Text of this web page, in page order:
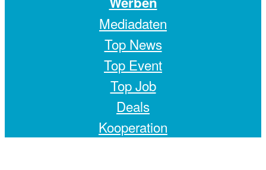
Mediadaten
Top News
Top Event
Top Job
Deals
Kooperation